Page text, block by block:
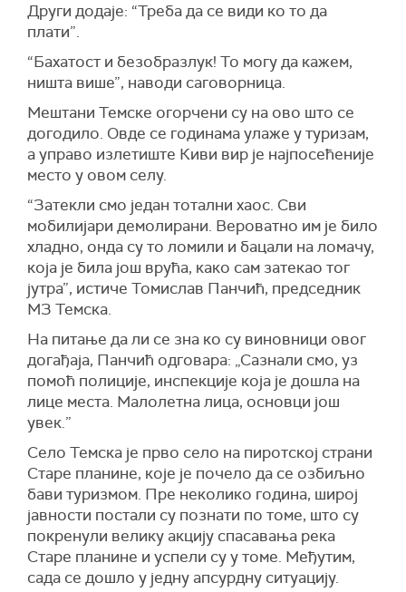
Други додаје: “Треба да се види ко то да
плати”.
“Бахатост и безобразлук! То могу да кажем,
ништа више”, наводи саговорница.
Мештани Темске огорчени су на ово што се
догодило. Овде се годинама улаже у туризам,
а управо излетиште Киви вир је најпосећеније
место у овом селу.
“Затекли смо један тотални хаос. Сви
мобилијари демолирани. Вероватно им је било
хладно, онда су то ломили и бацали на ломачу,
која је била још врућа, како сам затекао тог
јутра”, истиче Томислав Панчић, председник
МЗ Темска.
На питање да ли се зна ко су виновници овог
догађаја, Панчић одговара: „Сазнали смо, уз
помоћ полиције, инспекције која је дошла на
лице места. Малолетна лица, основци још
увек.”
Село Темска је прво село на пиротској страни
Старе планине, које је почело да се озбиљно
бави туризмом. Пре неколико година, широј
јавности постали су познати по томе, што су
покренули велику акцију спасавања река
Старе планине и успели су у томе. Међутим,
сада се дошло у једну апсурдну ситуацију.